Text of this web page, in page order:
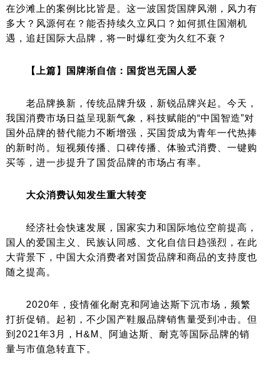
在沙滩上的案例比比皆是。这一波国货国牌风潮，风力有
多大？风源何在？能否持续久立风口？如何抓住国潮机
遇，追赶国际大品牌，将一时爆红变为久红不衰？
【上篇】国牌渐自信：国货岂无国人爱
老品牌换新，传统品牌升级，新锐品牌兴起。今天，
我国消费市场日益呈现新气象，科技赋能的“中国智造”对
国外品牌的替代能力不断增强，买国货成为青年一代热捧
的新时尚。短视频传播、口碑传播、体验式消费、一键购
买等，进一步提升了国货品牌的市场占有率。
大众消费认知发生重大转变
经济社会快速发展，国家实力和国际地位空前提高，
国人的爱国主义、民族认同感、文化自信日趋强烈，在此
大背景下，中国大众消费者对国货品牌和商品的支持度也
随之提高。
2020年，疫情催化耐克和阿迪达斯下沉市场，频繁
打折促销。起初，不少国产鞋服品牌销售量受到冲击。但
到2021年3月，H&M、阿迪达斯、耐克等国际品牌的销
量与市值急转直下。